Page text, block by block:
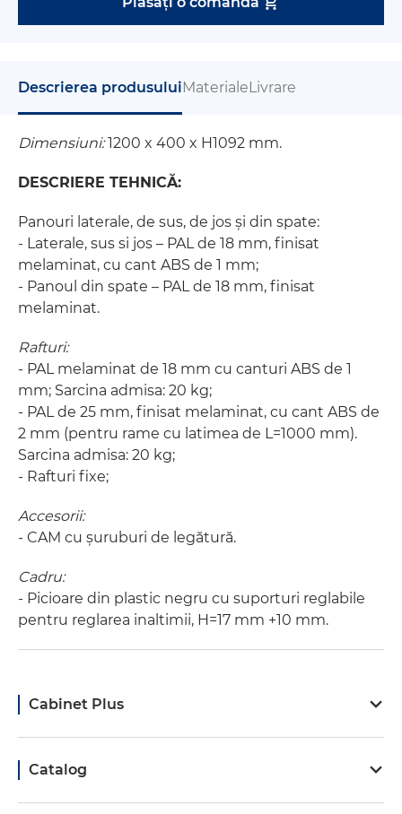
Descrierea produsuluiMaterialeLivrare
Dimensiuni:1200 x 400 x H1092 mm.
DESCRIERE TEHNICĂ:
Panouri laterale, de sus, de jos și din spate:
- Laterale, sus si jos – PAL de 18 mm, finisat
melaminat, cu cant ABS de 1 mm;
- Panoul din spate – PAL de 18 mm, finisat
melaminat.
Rafturi:
- PAL melaminat de 18 mm cu canturi ABS de 1
mm; Sarcina admisa: 20 kg;
- PAL de 25 mm, finisat melaminat, cu cant ABS de
2 mm (pentru rame cu latimea de L=1000 mm).
Sarcina admisa: 20 kg;
- Rafturi fixe;
Accesorii:
- CAM cu șuruburi de legătură.
Cadru:
- Picioare din plastic negru cu suporturi reglabile
pentru reglarea inaltimii, H=17 mm +10 mm.
Cabinet Plus
Catalog